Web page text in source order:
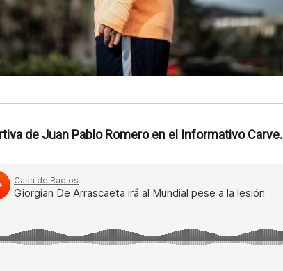
de Juan Pablo Romero en el Informativo Carve.